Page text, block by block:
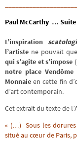
Paul McCarthy … Suite
L’inspiration
l’artiste ne pouvait que
qui s’agite et s’impose
notre place Vendôme
Monnaieen cette fin
d’art contemporain.
Cet extrait du texte de
« (…) Sous les dorures
situé au cœur de Paris,